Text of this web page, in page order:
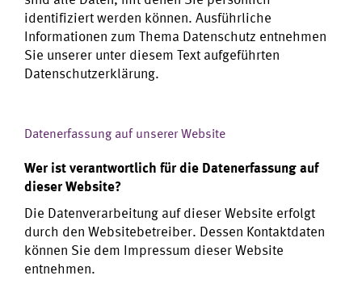
identifiziert werden können. Ausführliche
Informationen zum Thema Datenschutz entnehmen
Sie unserer unter diesem Text aufgeführten
Datenschutzerklärung.
Datenerfassung auf unserer Website
Wer ist verantwortlich für die Datenerfassung auf
dieser Website?
Die Datenverarbeitung auf dieser Website erfolgt
durch den Websitebetreiber. Dessen Kontaktdaten
können Sie dem Impressum dieser Website
entnehmen.